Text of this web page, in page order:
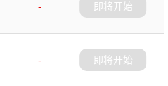
-
即将开始
-
即将开始